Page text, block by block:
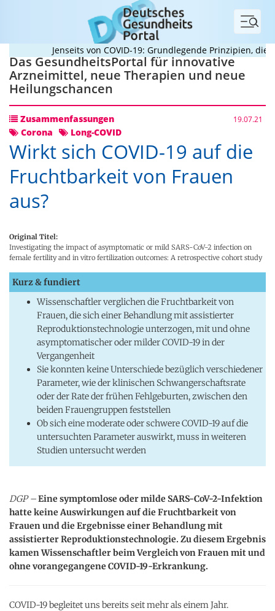
Menü
Jenseits von COVID-19: Grundlegende Prinzipien, die
Das GesundheitsPortal für innovative
Arzneimittel, neue Therapien und neue
Heilungschancen
Zusammenfassungen 19.07.21
Corona Long-COVID
Wirkt sich COVID-19 auf die
Fruchtbarkeit von Frauen
aus?
Original Titel:
Investigating the impact of asymptomatic or mild SARS-CoV-2 infection on
female fertility and in vitro fertilization outcomes: A retrospective cohort study
Kurz & fundiert
Wissenschaftler verglichen die Fruchtbarkeit von
Frauen, die sich einer Behandlung mit assistierter
Reproduktionstechnologie unterzogen, mit und ohne
asymptomatischer oder milder COVID-19 in der
Vergangenheit
Sie konnten keine Unterschiede bezüglich verschiedener
Parameter, wie der klinischen Schwangerschaftsrate
oder der Rate der frühen Fehlgeburten, zwischen den
beiden Frauengruppen feststellen
Ob sich eine moderate oder schwere COVID-19 auf die
untersuchten Parameter auswirkt, muss in weiteren
Studien untersucht werden
DGP –Eine symptomlose oder milde SARS-CoV-2-Infektion
hatte keine Auswirkungen auf die Fruchtbarkeit von
Frauen und die Ergebnisse einer Behandlung mit
assistierter Reproduktionstechnologie. Zu diesem Ergebnis
kamen Wissenschaftler beim Vergleich von Frauen mit und
ohne vorangegangene COVID-19-Erkrankung.
COVID-19 begleitet uns bereits seit mehr als einem Jahr.